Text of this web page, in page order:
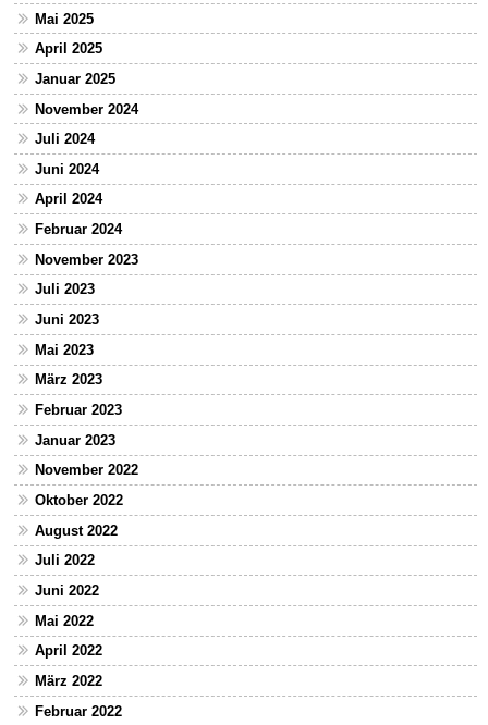
Mai 2025
April 2025
Januar 2025
November 2024
Juli 2024
Juni 2024
April 2024
Februar 2024
November 2023
Juli 2023
Juni 2023
Mai 2023
März 2023
Februar 2023
Januar 2023
November 2022
Oktober 2022
August 2022
Juli 2022
Juni 2022
Mai 2022
April 2022
März 2022
Februar 2022